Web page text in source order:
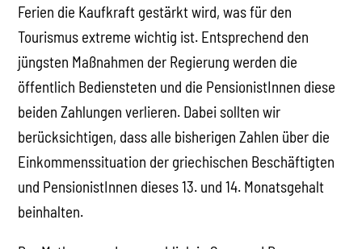
Ferien die Kaufkraft gestärkt wird, was für den
Tourismus extreme wichtig ist. Entsprechend den
jüngsten Maßnahmen der Regierung werden die
öffentlich Bediensteten und die PensionistInnen diese
beiden Zahlungen verlieren. Dabei sollten wir
berücksichtigen, dass alle bisherigen Zahlen über die
Einkommenssituation der griechischen Beschäftigten
und PensionistInnen dieses 13. und 14. Monatsgehalt
beinhalten.